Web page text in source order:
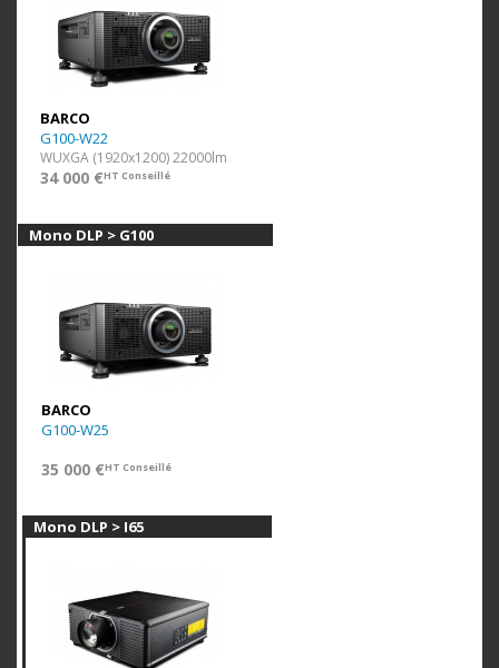
BARCO
G100-W22
WUXGA (1920x1200) 22000lm
34 000 €HT Conseillé
Mono DLP > G100
BARCO
G100-W25
35 000 €HT Conseillé
Mono DLP > I65